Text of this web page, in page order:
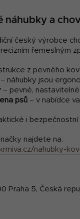
náhubky a
český výrobce
řemeslným
z pevného
– náhubky jsou
– pevné,
psů – v nabídce
i
najdete na:
nahubky-
Praha 5, Česká